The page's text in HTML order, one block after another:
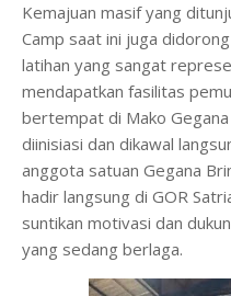
​Kemajuan masif yang
Camp saat ini juga
latihan yang sangat
mendapatkan fasilitas
bertempat di Mako
diinisiasi dan dikawal
anggota satuan Gegana
hadir langsung di GOR
suntikan motivasi dan
yang sedang berlaga.